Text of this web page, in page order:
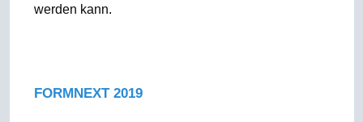
werden kann.
FORMNEXT 2019